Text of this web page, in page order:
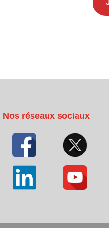
Nos réseaux sociaux